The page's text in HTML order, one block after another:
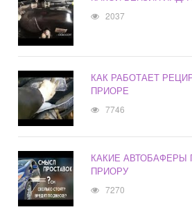
2037
КАК РАБОТАЕТ
ПРИОРЕ
7746
КАКИЕ АВТОБАФЕРЫ
ПРИОРУ
7270